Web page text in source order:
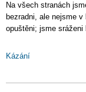
Na všech stranách
bezradni, ale nejsme
opuštěni; jsme
Kázání